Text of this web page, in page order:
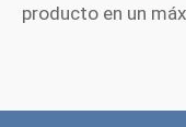
producto en un